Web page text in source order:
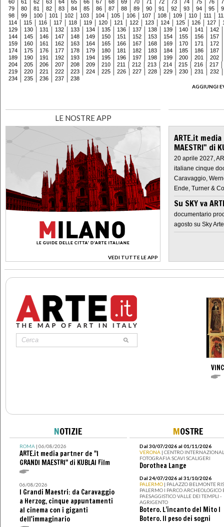
60 61 62 63 64 65 66 67 68 69 70 71 72 73 74 75 76
79
80 81 82 83 84 85 86 87 88 89 90 91 92 93 94 95
98
99 100 101 102 103 104 105 106 107 108 109 110 111
114
115 116 117 118 119 120 121 122 123 124 125 126 127
129
130 131 132 133 134 135 136 137 138 139 140 141
142
144
145 146 147 148 149 150 151 152 153 154 155 156
157
159
160 161 162 163 164 165 166 167 168 169 170 171
172
174
175 176 177 178 179 180 181 182 183 184 185 186
187
189
190 191 192 193 194 195 196 197 198 199 200 201
202
204
205 206 207 208 209 210 211 212 213 214 215 216
217
219
220 221 222 223 224 225 226 227 228 229 230 231
232
234
235 236 237
238
AGGIUNGI
LE NOSTRE APP
VEDI TUTTE LE APP
>
ARTE.it
MAESTRI" di
20 aprile 2027,
italiane cinque
Caravaggio,
Ende, Turner &
Su SKY va
documentario
agosto su Sky Arte
NOTIZIE
ROMA| 06/08/2026
ARTE.it media partner de "I
GRANDI MAESTRI" di KUBLAI Film
06/08/2026
I Grandi Maestri: da Caravaggio
a Herzog, cinque appuntamenti
al cinema con i giganti
dell'immaginario
MOSTRE
Dal 30/07/2026 al 01/11/2026
VERONA | CENTRO
FOTOGRAFIA SCAVI SCALIGERI
Dorothea Lange
Dal 24/07/2026 al 31/10/2026
PALERMO | PALAZZO BELMONTE
PALERMO I PARCO ARCHEOLOGICO
PAESAGGISTICO VALLE DEI TEMPLI -
AGRIGENTO
Botero. L’incanto del Mito I
Botero. Il peso dei sogni